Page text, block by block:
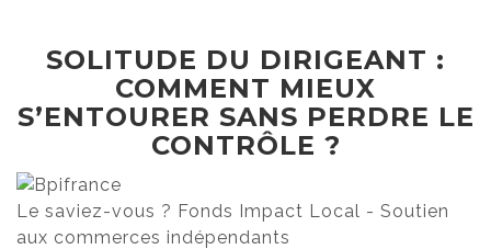
SOLITUDE DU DIRIGEANT :
COMMENT MIEUX
S’ENTOURER SANS PERDRE LE
CONTRÔLE ?
Le saviez-vous ? Fonds Impact Local - Soutien
aux commerces indépendants